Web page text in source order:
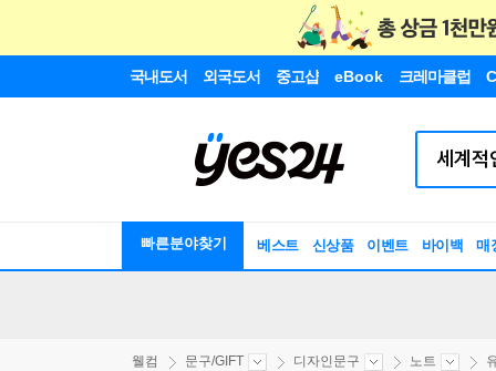
국내도서 외국도서 중고샵 eBook 크레마클럽
빠른분야찾기 베스트 신상품 이벤트 바이백 매
웰컴 문구/GIFT 디자인문구 노트